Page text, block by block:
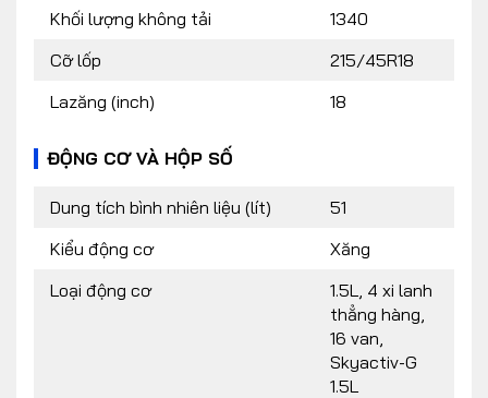
Khối lượng không tải
1340
Cỡ lốp
215/45R18
Lazăng (inch)
18
ĐỘNG CƠ VÀ HỘP SỐ
Dung tích bình nhiên liệu (lít)
51
Kiểu động cơ
Xăng
Loại động cơ
1.5L, 4 xi lanh
thẳng hàng,
16 van,
Skyactiv-G
1.5L